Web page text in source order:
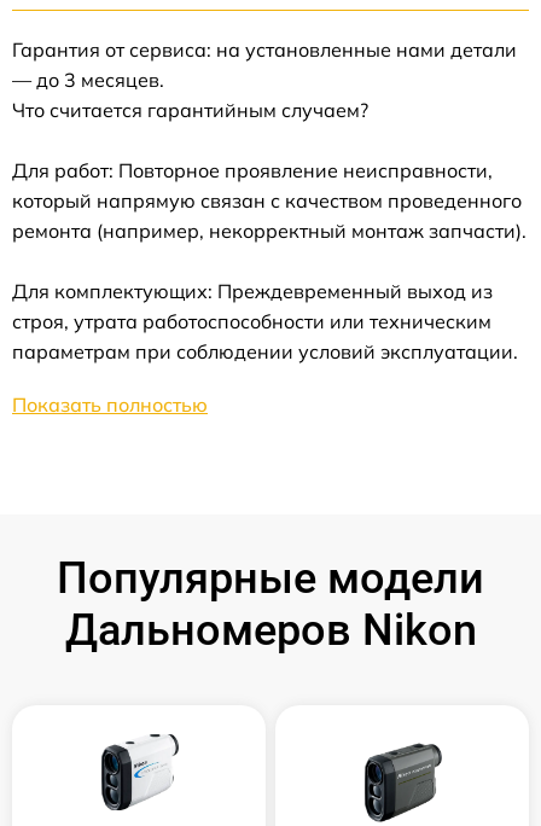
Гарантия от сервиса: на установленные нами детали
— до 3 месяцев.
Что считается гарантийным случаем?
Для работ: Повторное проявление неисправности,
который напрямую связан с качеством проведенного
ремонта (например, некорректный монтаж запчасти).
Для комплектующих: Преждевременный выход из
строя, утрата работоспособности или техническим
параметрам при соблюдении условий эксплуатации.
Показать полностью
Популярные модели
Дальномеров Nikon